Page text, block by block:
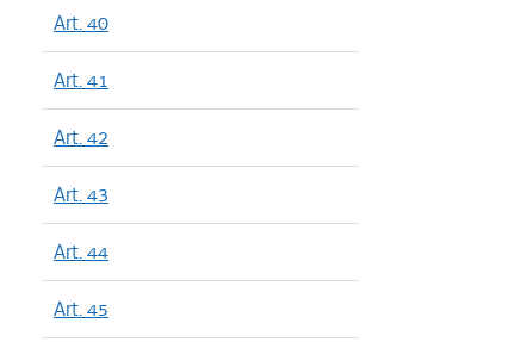
Art. 40
Art. 41
Art. 42
Art. 43
Art. 44
Art. 45